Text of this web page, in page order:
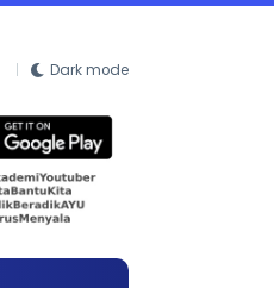
Dark mode